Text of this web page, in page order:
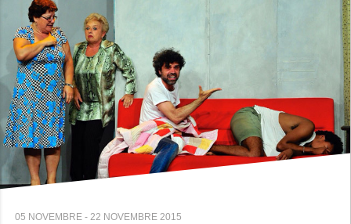
05 NOVEMBRE - 22 NOVEMBRE 2015